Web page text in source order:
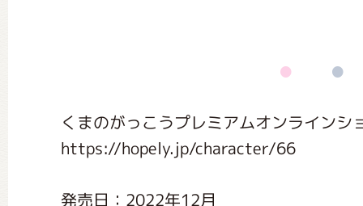
くまのがっこうプレミアムオンラインシ
https://hopely.jp/character/66
発売日：2022年12月
くまのがっこう 家庭科部